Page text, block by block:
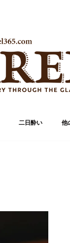
二日酔い 他